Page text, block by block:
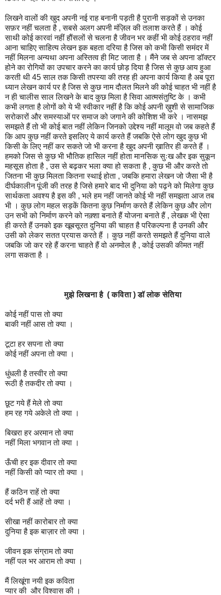
लिखने वालों की खुद अपनी नई राह बनानी पड़ती है पुरानी सड़कों से उनका
सफ़र नहीं चलता है , सबसे अलग अपनी मंज़िल की तलाश करते हैं । कोई
साथी कोई कारवां नहीं हौंसलों से चलना है जीवन भर कहीं भी कोई ठहराव नहीं
आना चाहिए साहित्य लेखन इक बहता दरिया है जिस को कभी किसी समंदर में
नहीं मिलना अन्यथा अपना अस्तित्व ही मिट जाता है । मैंने जब से अपना डॉक्टर
होने का रोगियों का उपचार करने का कार्य छोड़ दिया है जिस से कुछ आय हुआ
करती थी 45 साल तक किसी तपस्या की तरह ही अपना कार्य किया है अब पूरा
ध्यान लेखन कार्य पर है जिस से कुछ नाम दौलत मिलने की कोई चाहत भी नहीं है
न ही चालीस साल लिखने के बाद कुछ मिला है सिवा आत्मसंतुष्टि के । कभी
कभी लगता है लोगों को ये भी स्वीकार नहीं है कि कोई अपनी ख़ुशी से सामाजिक
सरोकारों और समस्याओं पर समाज को जगाने की कोशिश भी करे । नासमझ
समझते हैं तो भी कोई बात नहीं लेकिन जिनको उद्देश्य नहीं मालूम वो जब कहते हैं
कि आप कुछ नहीं करते इसलिए ये कार्य करते हैं जबकि ऐसे लोग खुद कुछ भी
किसी के लिए नहीं कर सकते जो भी करना है खुद अपनी ख़ातिर ही करते हैं ।
हमको जिस से कुछ भी भौतिक हासिल नहीं होता मानसिक सुःख और इक सुकून
महसूस होता है , उस से बढ़कर भला क्या हो सकता है , कुछ भी और करते तो
जितना भी कुछ मिलता कितना स्थाई होता , जबकि हमारा लेखन जो जैसा भी है
दीर्घकालीन पूंजी की तरह है जिसे हमारे बाद भी दुनिया को पढ़ने को मिलेगा कुछ
सार्थकता अवश्य है इस की , भले हम नहीं जानते कोई भी नहीं समझता आज तब
भी । कुछ लोग महल सड़कें कितना कुछ निर्माण करते हैं लेकिन कुछ और लोग
उन सभी को निर्माण करने को नक़्शा बनाते हैं योजना बनाते हैं , लेखक भी ऐसा
ही करते हैं उनको इक खूबसूरत दुनिया की चाहत है परिकल्पना है उनकी और
उसी को लेकर सतत प्रयास करते हैं । कुछ नहीं करते समझते हैं दुनिया वाले
जबकि जो कर रहे हैं करना चाहते हैं वो अनमोल है , कोई उसकी कीमत नहीं
लगा सकता है ।
मुझे लिखना है ( कविता ) डॉ लोक सेतिया
कोई नहीं पास तो क्या
बाकी नहीं आस तो क्या ।
टूटा हर सपना तो क्या
कोई नहीं अपना तो क्या ।
धुंधली है तस्वीर तो क्या
रूठी है तकदीर तो क्या ।
छूट गये हैं मेले तो क्या
हम रह गये अकेले तो क्या ।
बिखरा हर अरमान तो क्या
नहीं मिला भगवान तो क्या ।
ऊँची हर इक दीवार तो क्या
नहीं किसी को प्यार तो क्या ।
हैं कठिन राहें तो क्या
दर्द भरी हैं आहें तो क्या ।
सीखा नहीं कारोबार तो क्या
दुनिया है इक बाज़ार तो क्या ।
जीवन इक संग्राम तो क्या
नहीं पल भर आराम तो क्या ।
मैं लिखूंगा नयी इक कविता
प्यार की और विश्वास की ।